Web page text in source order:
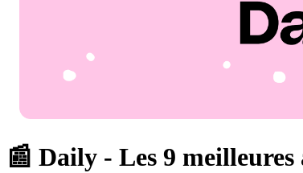
📰 Daily - Les 9